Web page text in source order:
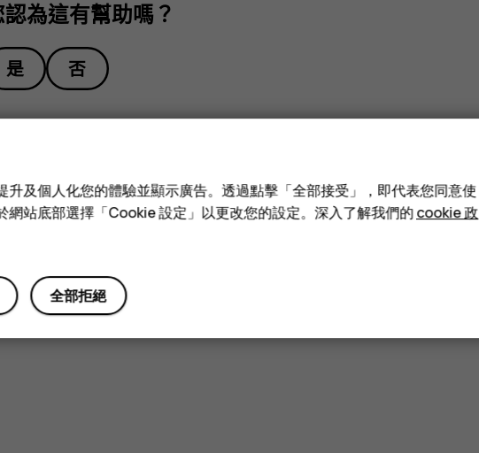
認為這有幫助嗎？
是 否
及個人化您的體驗並顯示廣告。透過點擊「全部接受」，即代表您同意使
網站底部選擇「Cookie 設定」以更改您的設定。深入了解我們的cookie 政
全部拒絕